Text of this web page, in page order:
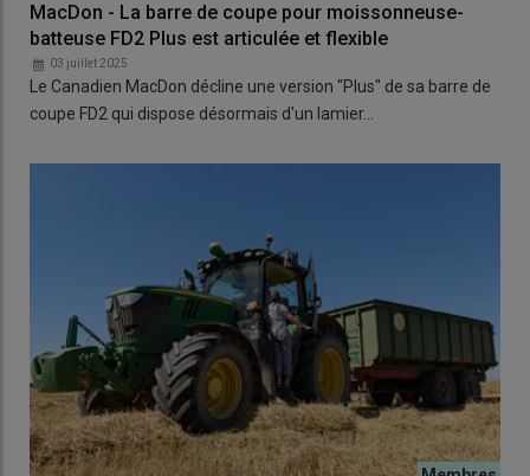
MacDon - La barre de coupe pour moissonneuse-
batteuse FD2 Plus est articulée et flexible
03 juillet 2025
Le Canadien MacDon décline une version "Plus" de sa barre de
coupe FD2 qui dispose désormais d'un lamier…